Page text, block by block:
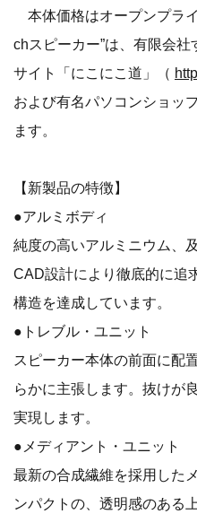
本体価格はオープンプラ
chスピーカー”は、有限会
サイト「にこにこ道」（
および有名パソコンショッ
ます。
【新製品の特徴】
●アルミボディ
純度の高いアルミニウム、
CAD設計により徹底的に追
構造を達成しています。
●トレブル・ユニット
スピーカー本体の前面に配
らかに主張します。抜けが
実現します。
●メディアント・ユニット
最新の合成繊維を採用した
ンパクトの、透明感のある